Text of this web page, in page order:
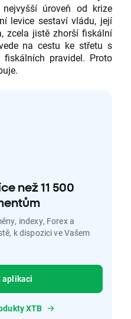
úroveň od krize
levice sestaví vládu, její
zcela jistě zhorší fiskální
na cestu ke střetu s
fiskálních pravidel. Proto
než 11 500
indexy, Forex a
k dispozici ve Vašem
aplikaci
XTB